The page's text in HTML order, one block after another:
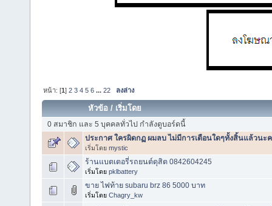
หน้า: [1]2 3 4 5 6 ...22 ลงล่าง
หัวข้อ / เริ่มโดย
0 สมาชิก และ 5 บุคคลทั่วไป กำลังดูบอร์ดนี้
ประกาศ ใครผิดกฏ ผมลบ ไม่มีการเตือนใดๆทั้งสิ้นแล้วนะ
เริ่มโดย mystic
ร้านแบตเตอรี่รถยนต์ดุสิต 0842604245
เริ่มโดย pklbattery
ขาย ไฟท้าย subaru brz 86 5000 บาท
เริ่มโดย Chagry_kw